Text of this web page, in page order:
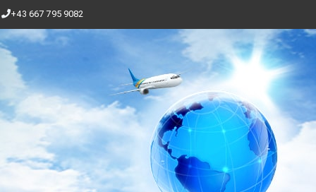
+43 667 795 9082